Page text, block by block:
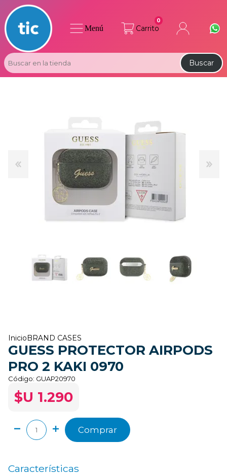
Carrito
0
Buscar
Menú
Inicio BRAND CASES
GUESS PROTECTOR AIRPODS
PRO 2 KAKI 0970
Código: GUAP20970
$U 1.290
Comprar
Características